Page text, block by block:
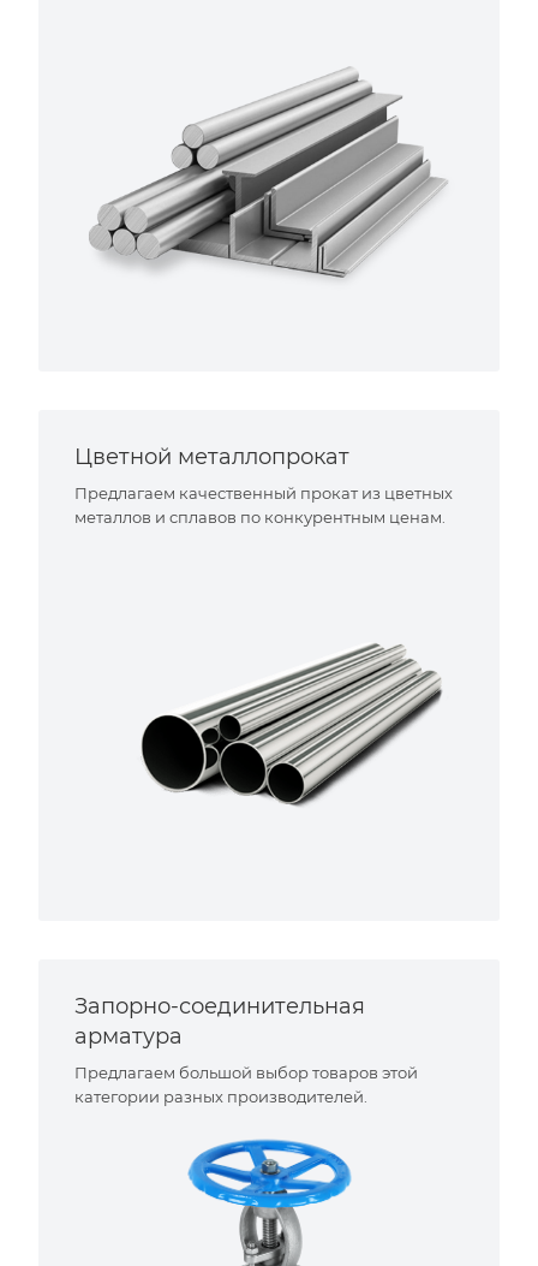
Цветной металлопрокат
Предлагаем качественный прокат из цветных
металлов и сплавов по конкурентным ценам.
Запорно-соединительная
арматура
Предлагаем большой выбор товаров этой
категории разных производителей.